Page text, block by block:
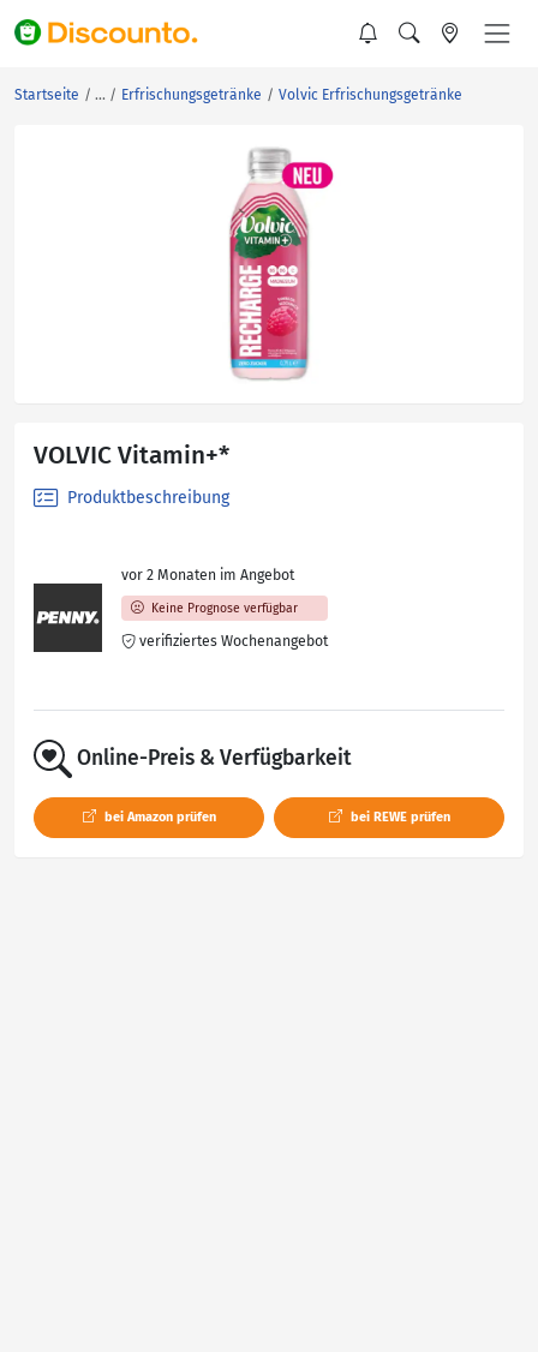
Startseite Erfrischungsgetränke Volvic Erfrischungsgetränke
VOLVIC Vitamin+*
Produktbeschreibung
vor 2 Monaten im Angebot
Keine Prognose verfügbar
verifiziertes Wochenangebot
Online-Preis & Verfügbarkeit
bei Amazon prüfen bei REWE prüfen